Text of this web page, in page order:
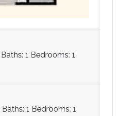
Baths: 1
Bedrooms: 1
Baths: 1 Bedrooms: 1